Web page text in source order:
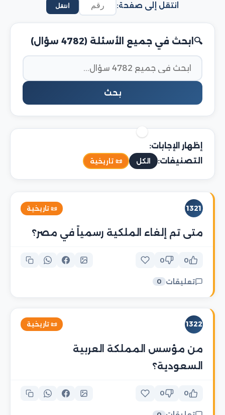
انتقل إلى صفحة: انتقل
ابحث في جميع الأسئلة (4782 سؤال)
بحث
إظهار الإجابات:
التصنيفات:
الكل 📜 تاريخية
1321 📜 تاريخية
متى تم إلغاء الملكية رسمياً في مصر؟
0
0
تعليقات 0
1322 📜 تاريخية
من مؤسس المملكة العربية
السعودية؟
0
0